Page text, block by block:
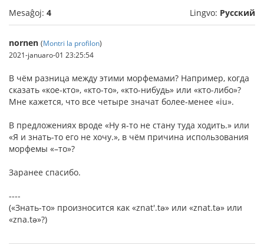
Mesaĝoj: 4 Lingvo: Русский
nornen (Montri la profilon)
2021-januaro-01 23:25:54
В чём разница между этими морфемами? Например, когда
сказать «кое-кто», «кто-то», «кто-нибудь» или «кто-либо»?
Мне кажется, что все четыре значат более-менее «iu».
В предложениях вроде «Ну я-то не стану туда ходить.» или
«Я и знать-то его не хочу.», в чём причина использования
морфемы «–то»?
Заранее спасибо.
----
(«Знать-то» произносится как «znat'.tə» или «znat.tə» или
«zna.tə»?)